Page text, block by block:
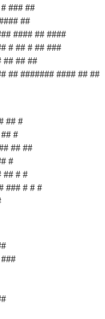
### ##
##
#### ## ####
# ## # ## ###
## ## ##
## ####### #### ## ##
## #
#
## ##
#
## # #
### # # #